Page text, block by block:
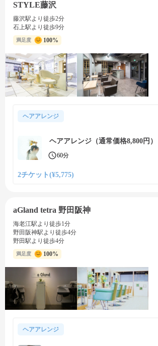
STYLE藤沢
藤沢駅より徒歩2分
石上駅より徒歩9分
満足度 100%
ヘアアレンジ
ヘアアレンジ（通常価格8,800円）
60分
2チケット(¥5,775)
aGland tetra 野田阪神
海老江駅より徒歩1分
野田阪神駅より徒歩4分
野田駅より徒歩4分
満足度 100%
ヘアアレンジ